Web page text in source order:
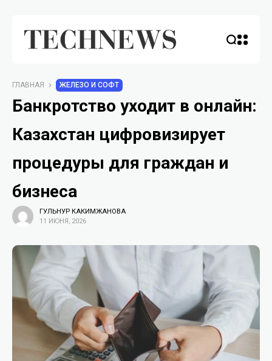
ГЛАВНАЯ ЖЕЛЕЗО И СОФТ
Банкротство уходит в онлайн:
Казахстан цифровизирует
процедуры для граждан и
бизнеса
ГУЛЬНУР КАКИМЖАНОВА
11 ИЮНЯ, 2026